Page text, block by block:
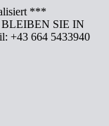
***
BLEIBEN SIE IN
+43 664 5433940